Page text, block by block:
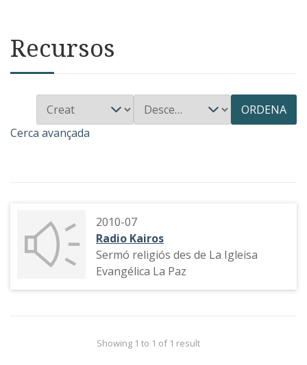
Recursos
ORDENA
Cerca avançada
2010-07
Radio Kairos
Sermó religiós des de La Igleisa
Evangélica La Paz
Showing 1 to 1 of 1 result